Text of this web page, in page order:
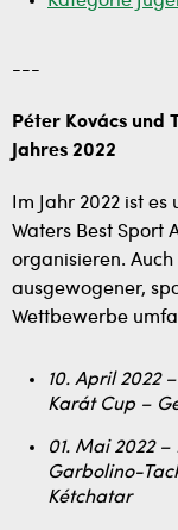
---
Péter Kovács und
Jahres 2022
Im Jahr 2022 ist
Waters Best Sport
organisieren. Auch
ausgewogener,
Wettbewerbe
10. April 2022
Karát Cup –
01. Mai 2022
Garbolino-
Kétchatar